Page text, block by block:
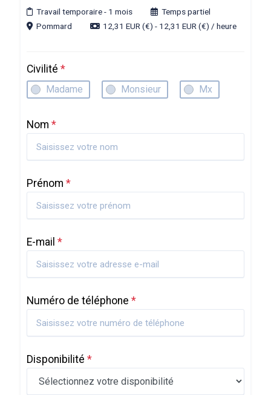
Travail temporaire- 1 mois
Temps partiel
Pommard
12,31 EUR (€) - 12,31 EUR (€) / heure
Civilité *
Madame Monsieur Mx
Nom *
Prénom *
E-mail *
Numéro de téléphone *
Disponibilité *